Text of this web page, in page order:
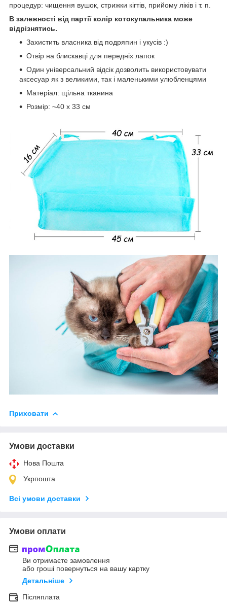
процедур: чищення вушок, стрижки кігтів, прийому ліків і т. п.
В залежності від партії колір котокупальника може
відрізнятись.
Захистить власника від подряпин і укусів :)
Отвір на блискавці для передніх лапок
Один універсальний відсік дозволить використовувати
аксесуар як з великими, так і маленькими улюбленцями
Матеріал: щільна тканина
Розмір: ~40 х 33 см
Приховати
Умови доставки
Нова Пошта
Укрпошта
Всі умови доставки
Умови оплати
Ви отримаєте замовлення
або гроші повернуться на вашу картку
Детальніше
Післяплата